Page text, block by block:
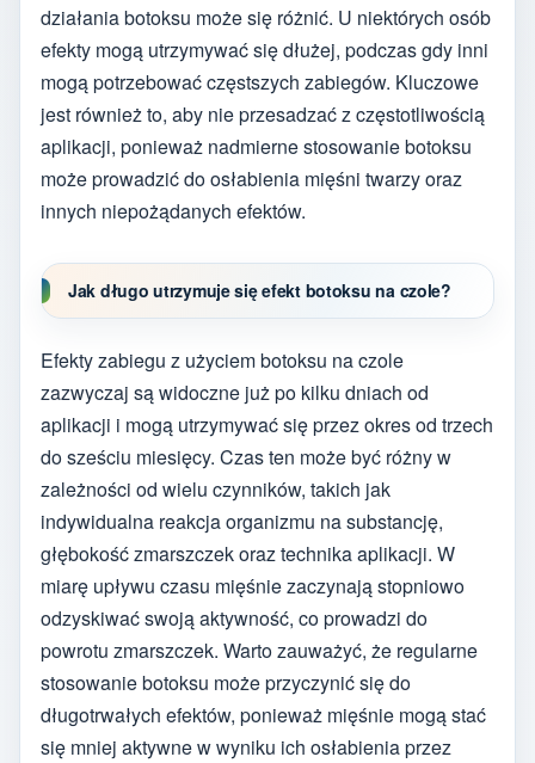
działania botoksu może się różnić. U niektórych osób
efekty mogą utrzymywać się dłużej, podczas gdy inni
mogą potrzebować częstszych zabiegów. Kluczowe
jest również to, aby nie przesadzać z częstotliwością
aplikacji, ponieważ nadmierne stosowanie botoksu
może prowadzić do osłabienia mięśni twarzy oraz
innych niepożądanych efektów.
Jak długo utrzymuje się efekt botoksu na czole?
Efekty zabiegu z użyciem botoksu na czole
zazwyczaj są widoczne już po kilku dniach od
aplikacji i mogą utrzymywać się przez okres od trzech
do sześciu miesięcy. Czas ten może być różny w
zależności od wielu czynników, takich jak
indywidualna reakcja organizmu na substancję,
głębokość zmarszczek oraz technika aplikacji. W
miarę upływu czasu mięśnie zaczynają stopniowo
odzyskiwać swoją aktywność, co prowadzi do
powrotu zmarszczek. Warto zauważyć, że regularne
stosowanie botoksu może przyczynić się do
długotrwałych efektów, ponieważ mięśnie mogą stać
się mniej aktywne w wyniku ich osłabienia przez